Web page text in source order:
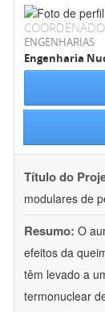
ENGENHARIAS
Engenharia
Título do
modulares de
Resumo: O
efeitos da
têm levado a
termonuclear